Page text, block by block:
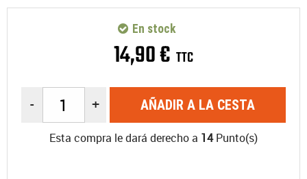
14,90€ TTC
En stock
- + AÑADIR A LA CESTA
Esta compra le dará derecho a 14Punto(s)